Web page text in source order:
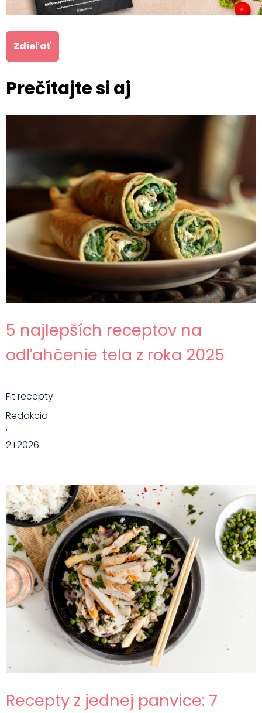
Zdieľať
Prečítajte si aj
5 najlepších receptov na
odľahčenie tela z roka 2025
Fit recepty
Redakcia
·
2.1.2026
Recepty z jednej panvice: 7